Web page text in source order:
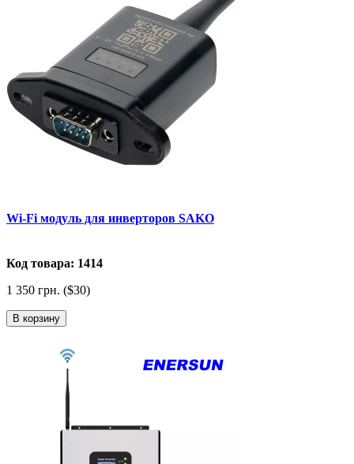
Wi-Fi модуль для инверторов SAKO
Код товара: 1414
1 350 грн. ($30)
В корзину